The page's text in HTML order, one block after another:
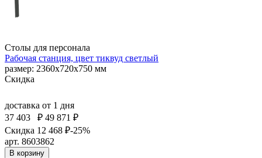
Столы для персонала
Рабочая станция, цвет тиквуд светлый
размер: 2360х720х750 мм
Скидка
доставка от 1 дня
37 403
₽ 49 871 ₽
Скидка 12 468 ₽-25%
арт. 8603862
В корзину